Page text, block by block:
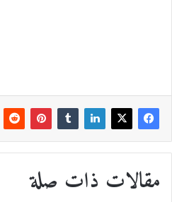
مقالات ذات صلة